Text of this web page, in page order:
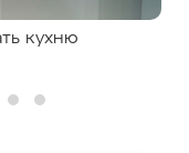
кухню